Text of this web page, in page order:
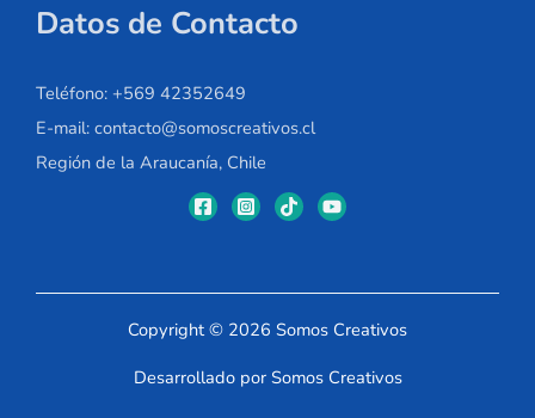
Datos de Contacto
Teléfono: +569 42352649
E-mail: contacto@somoscreativos.cl
Región de la Araucanía, Chile
Copyright © 2026 Somos Creativos
Desarrollado por Somos Creativos